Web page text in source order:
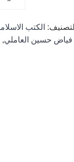
طبقاً
لفتاوى
التصنيف: الكتب
حسين العاملي,